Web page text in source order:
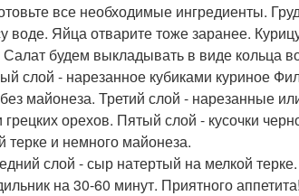
все необходимые ингредиенты.
воде. Яйца отварите тоже заранее.
Салат будем выкладывать в виде кольца
слой - нарезанное кубиками куриное
майонеза. Третий слой - нарезанные
грецких орехов. Пятый слой - кусочки
терке и немного майонеза.
слой - сыр натертый на мелкой
на 30-60 минут. Приятного аппетита!